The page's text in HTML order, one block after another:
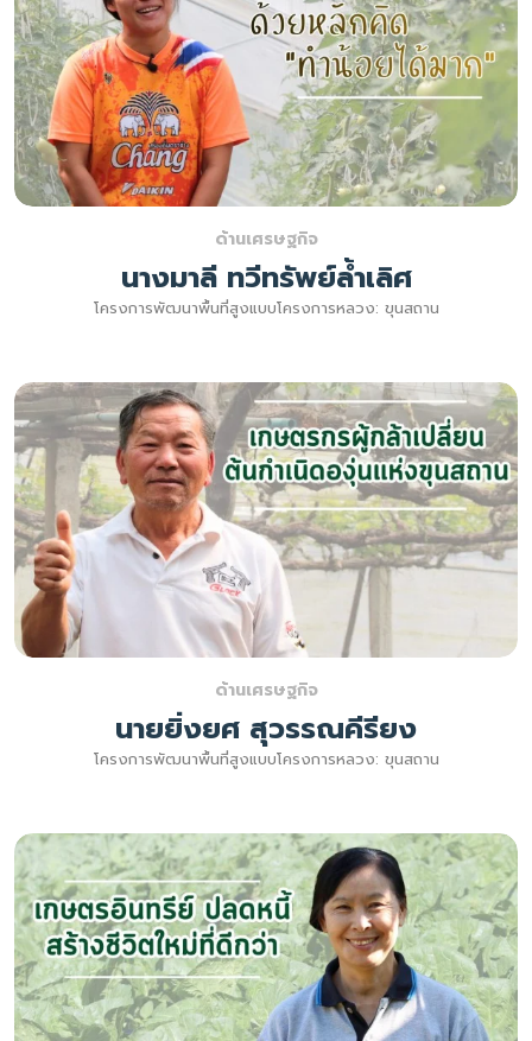
ด้านเศรษฐกิจ
นางมาลี ทวีทรัพย์ล้ำเลิศ
โครงการพัฒนาพื้นที่สูงแบบโครงการหลวง: ขุนสถาน
ด้านเศรษฐกิจ
นายยิ่งยศ สุวรรณคีรียง
โครงการพัฒนาพื้นที่สูงแบบโครงการหลวง: ขุนสถาน